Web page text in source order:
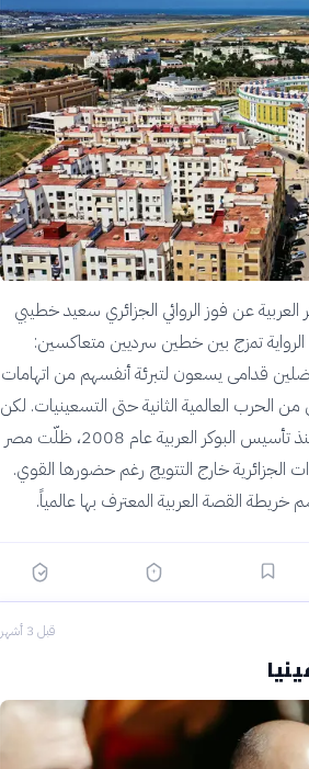
جائزة البوكر العربية عن فوز الروائي الجزائري سعيد خطيبي
الرواية تمزج بين خطين سرديين متعاكسين:
قدامى يسعون لتبرئة أنفسهم من اتهامات
الحرب العالمية الثانية حتى التسعينيات. لكن
ما يثير الانتباه أن الفائز الجزائري يكسر نمطاً طويلاً: منذ تأسيس البوكر العربية عام 2008، ظلّت مصر
الجزائرية خارج التتويج رغم حضورها القوي.
خريطة القصة العربية المعترف بها عالمياً.
قبل 3 أشهر